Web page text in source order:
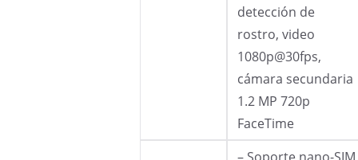
detección de
rostro, video
1080p@30fps,
cámara secundaria
1.2 MP 720p
FaceTime